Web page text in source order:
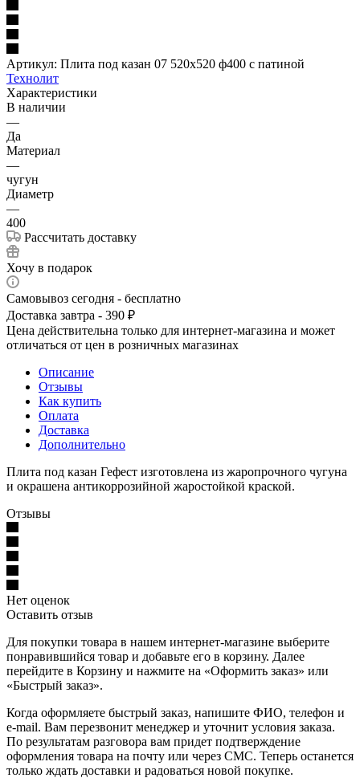
Артикул: Плита под казан 07 520х520 ф400 с патиной
Технолит
Характеристики
В наличии
—
Да
Материал
—
чугун
Диаметр
—
400
Рассчитать доставку
Хочу в подарок
Самовывоз сегодня - бесплатно
Доставка завтра - 390 ₽
Цена действительна только для интернет-магазина и может
отличаться от цен в розничных магазинах
Описание
Отзывы
Как купить
Оплата
Доставка
Дополнительно
Плита под казан Гефест изготовлена из жаропрочного чугуна
и окрашена антикоррозийной жаростойкой краской.
Отзывы
Нет оценок
Оставить отзыв
Для покупки товара в нашем интернет-магазине выберите
понравившийся товар и добавьте его в корзину. Далее
перейдите в Корзину и нажмите на «Оформить заказ» или
«Быстрый заказ».
Когда оформляете быстрый заказ, напишите ФИО, телефон и
e-mail. Вам перезвонит менеджер и уточнит условия заказа.
По результатам разговора вам придет подтверждение
оформления товара на почту или через СМС. Теперь останется
только ждать доставки и радоваться новой покупке.